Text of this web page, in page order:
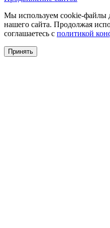
Мы используем cookie-файлы
нашего сайта. Продолжая
соглашаетесь c политикой
Принять